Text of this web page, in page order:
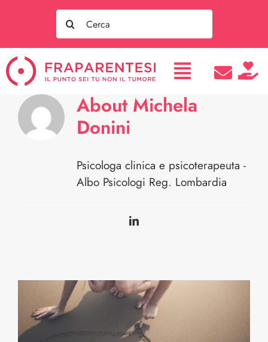
Search
for:
About Michela
Donini
Psicologa clinica e psicoterapeuta -
Albo Psicologi Reg. Lombardia
LinkedIn